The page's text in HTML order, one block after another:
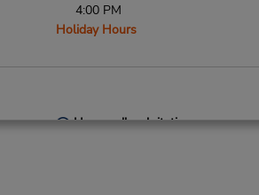
4:00 PM
Holiday Hours
Heures d'exploitation :